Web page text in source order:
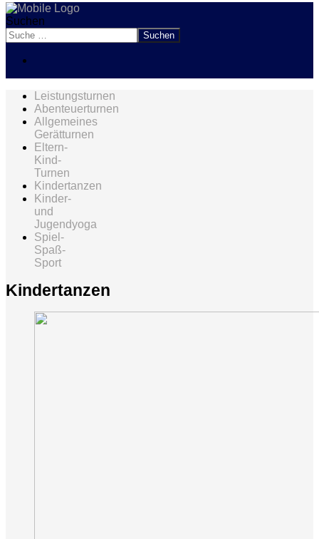
Suchen
Suchen
Leistungsturnen
Abenteuerturnen
Allgemeines
Gerätturnen
Eltern-
Kind-
Turnen
Kindertanzen
Kinder-
und
Jugendyoga
Spiel-
Spaß-
Sport
Kindertanzen